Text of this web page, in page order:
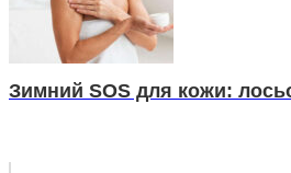
Зимний SOS для кожи: